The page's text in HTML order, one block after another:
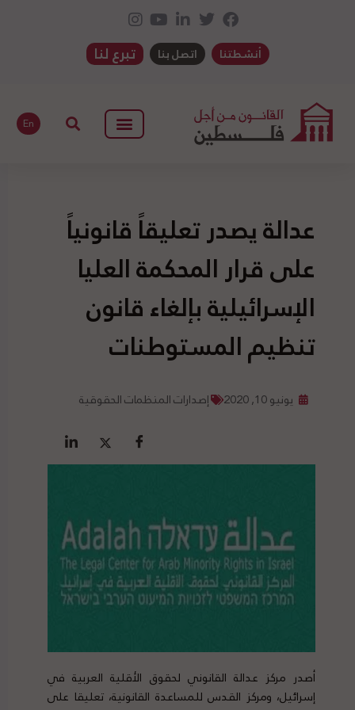
أنشطتنا اتصل بنا تبرع لنا
En
عدالة يصدر تعليقاً قانونياً
على قرار المحكمة العليا
الإسرائيلية بإلغاء قانون
تنظيم المستوطنات
يونيو 10, 2020 إصدارات المنظمات الحقوقية
أصدر مركز عدالة القانوني لحقوق الأقلية العربية في
إسرائيل، ومركز القدس للمساعدة القانونية، تعليقا على